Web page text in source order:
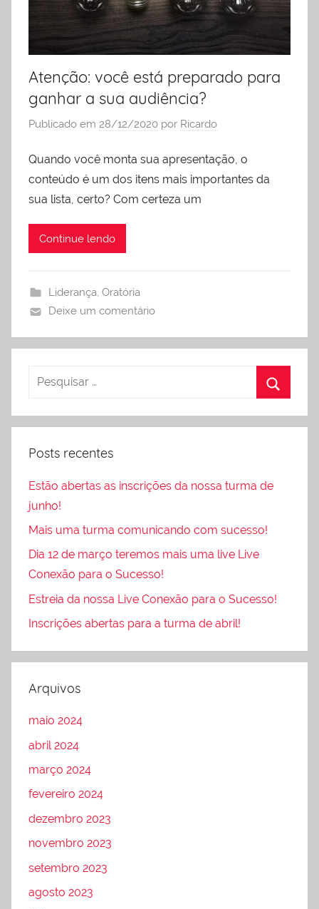
liderança
Atenção: você está preparado para
ganhar a sua audiência?
Publicado em 28/12/2020 por Ricardo
Quando você monta sua apresentação, o
conteúdo é um dos itens mais importantes da
sua lista, certo? Com certeza um
Continue lendo
Liderança, Oratória
Deixe um comentário
Posts recentes
Estão abertas as inscrições da nossa turma de
junho!
Mais uma turma comunicando com sucesso!
Dia 12 de março teremos mais uma live Live
Conexão para o Sucesso!
Estreia da nossa Live Conexão para o Sucesso!
Inscrições abertas para a turma de abril!
Arquivos
maio 2024
abril 2024
março 2024
fevereiro 2024
dezembro 2023
novembro 2023
setembro 2023
agosto 2023